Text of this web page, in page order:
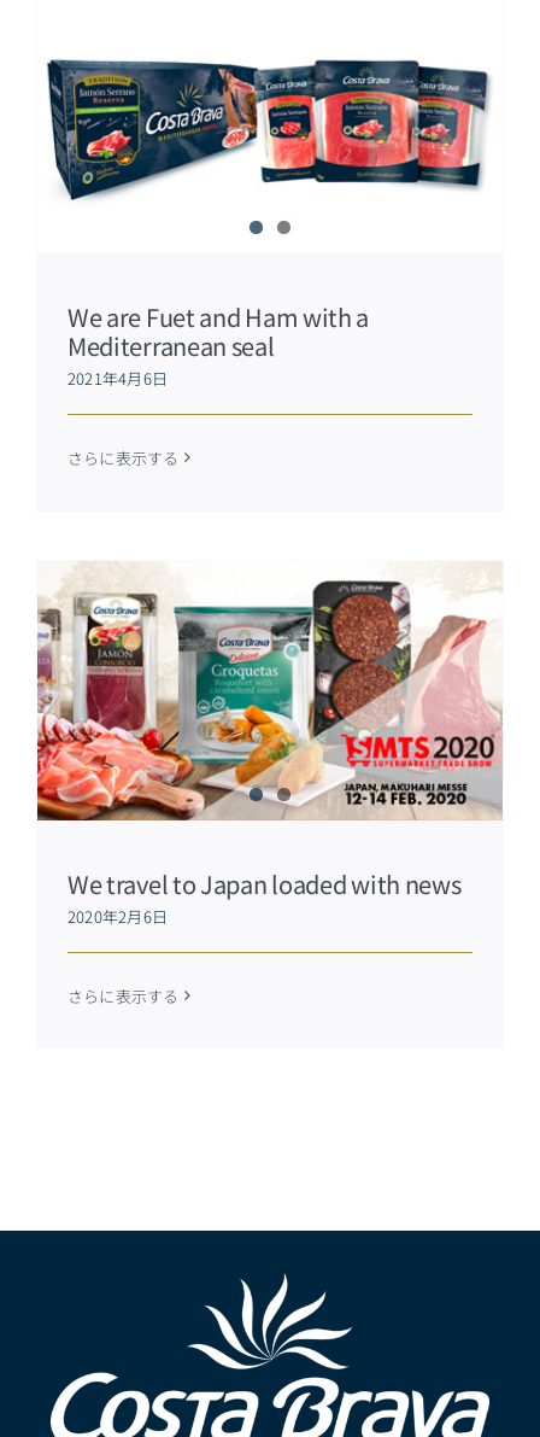
We are Fuet and Ham with a
Mediterranean seal
2021年4月6日
さらに表示する
We travel to Japan loaded with news
2020年2月6日
さらに表示する